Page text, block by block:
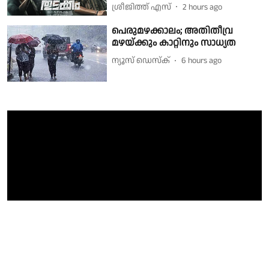
ശ്രീജിത്ത് എസ് 2 hours ago
പെരുമഴക്കാലം; അതിതീവ്ര
മഴയ്ക്കും കാറ്റിനും സാധ്യത
ന്യൂസ് ഡെസ്ക് 6 hours ago